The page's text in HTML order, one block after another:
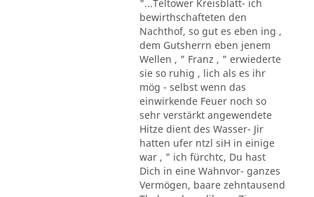
"...Teltower Kreisblatt- ich
bewirthschafteten den
Nachthof, so gut es eben ing ,
dem Gutsherrn eben jenem
Wellen , " Franz , " erwiederte
sie so ruhig , lich als es ihr
mög - selbst wenn das
einwirkende Feuer noch so
sehr verstärkt angewendete
Hitze dient des Wasser- Jir
hatten ufer ntzl siH in einige
war , " ich fürchtc, Du hast
Dich in eine Wahnvor- ganzes
Vermögen, baare zehntausend